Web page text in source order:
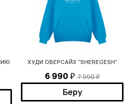
ХУДИ ОВЕРСАЙЗ "SHEREGESH"
6 990 ₽ 7 990₽
Беру